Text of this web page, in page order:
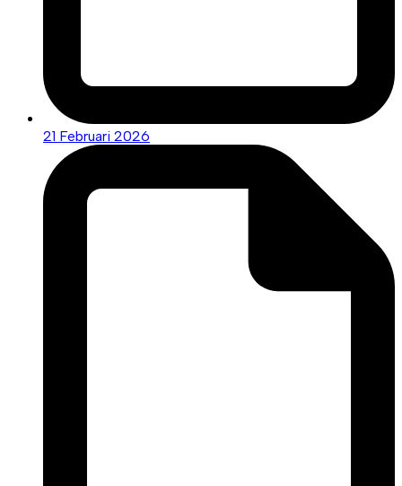
21 Februari 2026